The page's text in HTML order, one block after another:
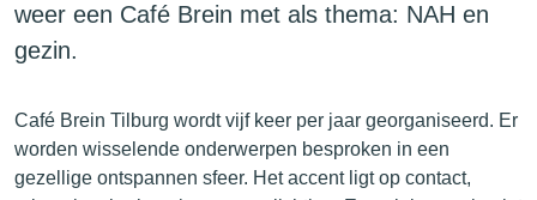
weer een Café Brein met als thema: NAH en
gezin.
Café Brein Tilburg wordt vijf keer per jaar georganiseerd. Er
worden wisselende onderwerpen besproken in een
gezellige ontspannen sfeer. Het accent ligt op contact,